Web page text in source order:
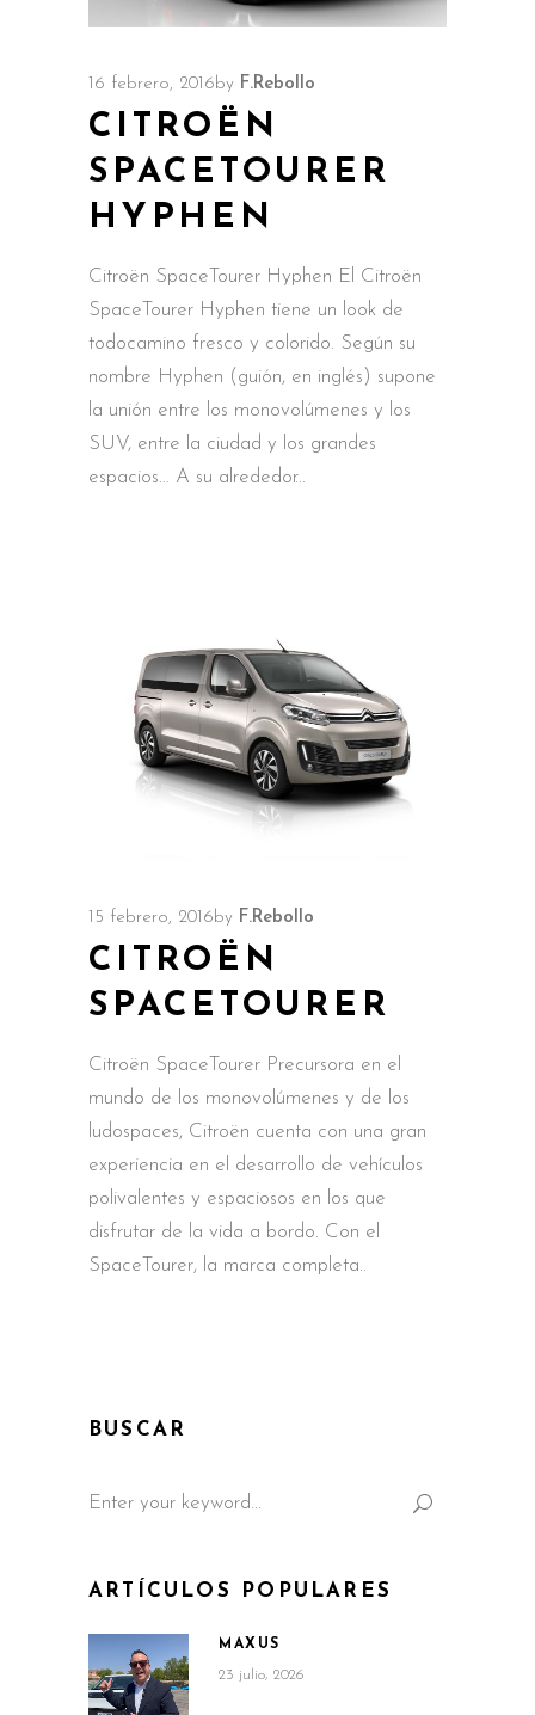
16 febrero, 2016by F.Rebollo
CITROËN
SPACETOURER
HYPHEN
Citroën SpaceTourer Hyphen El Citroën
SpaceTourer Hyphen tiene un look de
todocamino fresco y colorido. Según su
nombre Hyphen (guión, en inglés) supone
la unión entre los monovolúmenes y los
SUV, entre la ciudad y los grandes
espacios… A su alrededor
15 febrero, 2016 by F.Rebollo
CITROËN
SPACETOURER
Citroën SpaceTourer Precursora en el
mundo de los monovolúmenes y de los
ludospaces, Citroën cuenta con una gran
experiencia en el desarrollo de vehículos
polivalentes y espaciosos en los que
disfrutar de la vida a bordo. Con el
SpaceTourer, la marca completa
BUSCAR
for:
ARTÍCULOS POPULARES
MAXUS
23 julio, 2026